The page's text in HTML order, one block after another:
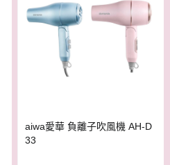
aiwa愛華 負離子吹風機 AH-D
33